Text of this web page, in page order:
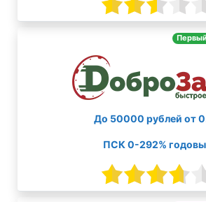
До 50000 рублей от
ПСК 0-292%